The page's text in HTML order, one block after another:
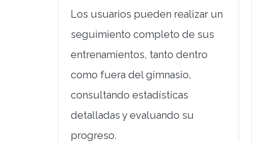
Los usuarios pueden realizar un
seguimiento completo de sus
entrenamientos, tanto dentro
como fuera del gimnasio,
consultando estadísticas
detalladas y evaluando su
progreso.